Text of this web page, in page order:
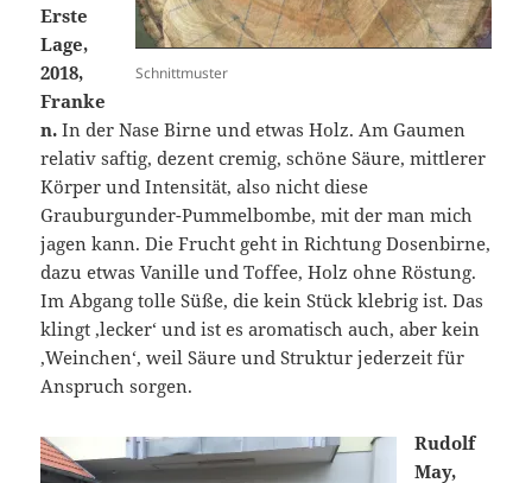
Schnittmuster
Erste
Lage,
2018,
Franke
n. In der Nase Birne und etwas Holz. Am Gaumen
relativ saftig, dezent cremig, schöne Säure, mittlerer
Körper und Intensität, also nicht diese
Grauburgunder-Pummelbombe, mit der man mich
jagen kann. Die Frucht geht in Richtung Dosenbirne,
dazu etwas Vanille und Toffee, Holz ohne Röstung.
Im Abgang tolle Süße, die kein Stück klebrig ist. Das
klingt ‚lecker‘ und ist es aromatisch auch, aber kein
‚Weinchen‘, weil Säure und Struktur jederzeit für
Anspruch sorgen.
Rudolf
May,